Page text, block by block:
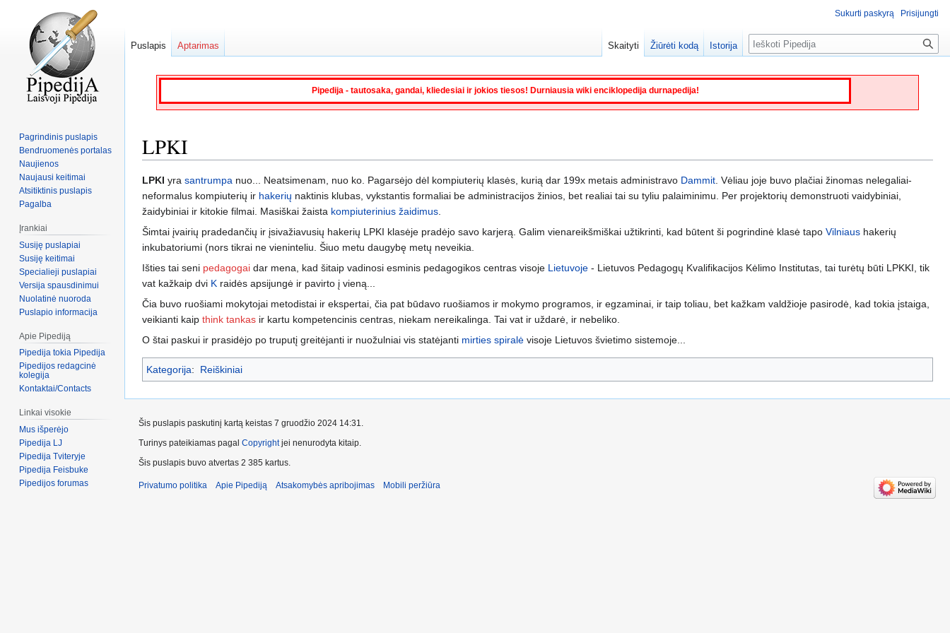
Pipedija - tautosaka, gandai, kliedesiai ir jokios tiesos! Durniausia wiki enciklopedija durnapedija!
LPKI
Jump
to
navigation
Jump
to
search
LPKI yra santrumpa nuo... Neatsimenam, nuo ko. Pagarsėjo dėl kompiuterių klasės, kurią dar 199x metais administravo Dammit . Vėliau joje buvo plačiai žinomas nelegaliai-
neformalus kompiuterių ir hakerių naktinis klubas, vykstantis formaliai be administracijos žinios, bet realiai tai su tyliu palaiminimu. Per projektorių demonstruoti vaidybiniai,
žaidybiniai ir kitokie filmai. Masiškai žaista kompiuterinius žaidimus
Šimtai įvairių pradedančių ir įsivažiavusių hakerių LPKI klasėje pradėjo savo karjerą. Galim vienareikšmiškai užtikrinti, kad būtent ši pogrindinė klasė tapo Vilniaus hakerių
inkubatoriumi (nors tikrai ne vieninteliu. Šiuo metu daugybę metų neveikia.
Išties tai seni pedagogai dar mena, kad šitaip vadinosi esminis pedagogikos centras visoje Lietuvoje - Lietuvos Pedagogų Kvalifikacijos Kėlimo Institutas, tai turėtų būti LPKKI, tik
vat kažkaip dvi K raidės apsijungė ir pavirto į vieną...
Čia buvo ruošiami mokytojai metodistai ir ekspertai, čia pat būdavo ruošiamos ir mokymo programos, ir egzaminai, ir taip toliau, bet kažkam valdžioje pasirodė, kad tokia įstaiga,
veikianti kaip think tankas ir kartu kompetencinis centras, niekam nereikalinga. Tai vat ir uždarė, ir nebeliko.
O štai paskui ir prasidėjo po truputį greitėjanti ir nuožulniai vis statėjanti mirties spiralė visoje Lietuvos švietimo sistemoje...
Kategorija: Reiškiniai
Sukurti paskyrą Prisijungti
Puslapis Aptarimas Skaityti Žiūrėti kodą Istorija Paieška
Pagrindinis puslapis
Bendruomenės portalas
Naujienos
Naujausi keitimai
Atsitiktinis puslapis
Pagalba
Įrankiai
Susiję puslapiai
Susiję keitimai
Specialieji puslapiai
Versija spausdinimui
Nuolatinė nuoroda
Puslapio informacija
Apie Pipediją
Pipedija tokia Pipedija
Pipedijos redagcinė
kolegija
Kontaktai/Contacts
Linkai visokie
Mus išperėjo
Pipedija LJ
Pipedija Tviteryje
Pipedija Feisbuke
Pipedijos forumas
Šis puslapis paskutinį kartą keistas 7 gruodžio 2024 14:31.
Turinys pateikiamas pagal Copyrightjei nenurodyta kitaip.
Šis puslapis buvo atvertas 2 385 kartus.
Privatumo politika Apie Pipediją Atsakomybės apribojimas Mobili peržiūra